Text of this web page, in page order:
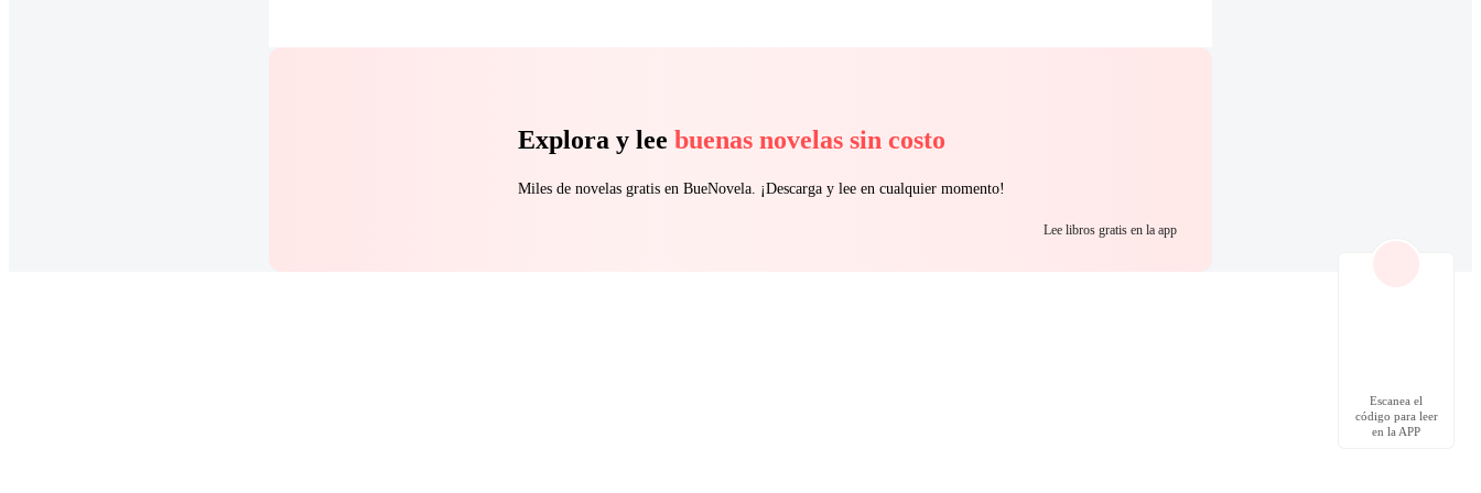
Explora y lee buenas novelas sin costo
Miles de novelas gratis en BueNovela. ¡Descarga y lee en cualquier momento!
Lee libros gratis en la app
Escanea el
código para leer
en la APP